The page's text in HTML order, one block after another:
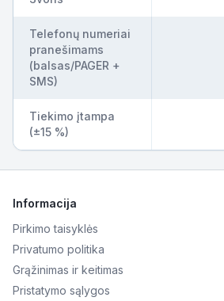
Telefonų numeriai
pranešimams
(balsas/PAGER +
SMS)
Tiekimo įtampa
(±15 %)
Informacija
Pirkimo taisyklės
Privatumo politika
Grąžinimas ir keitimas
Pristatymo sąlygos